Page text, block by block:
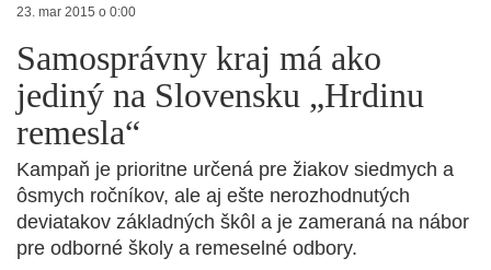
23. mar 2015 o 0:00
Samosprávny kraj má ako
jediný na Slovensku „Hrdinu
remesla“
Kampaň je prioritne určená pre žiakov siedmych a
ôsmych ročníkov, ale aj ešte nerozhodnutých
deviatakov základných škôl a je zameraná na nábor
pre odborné školy a remeselné odbory.